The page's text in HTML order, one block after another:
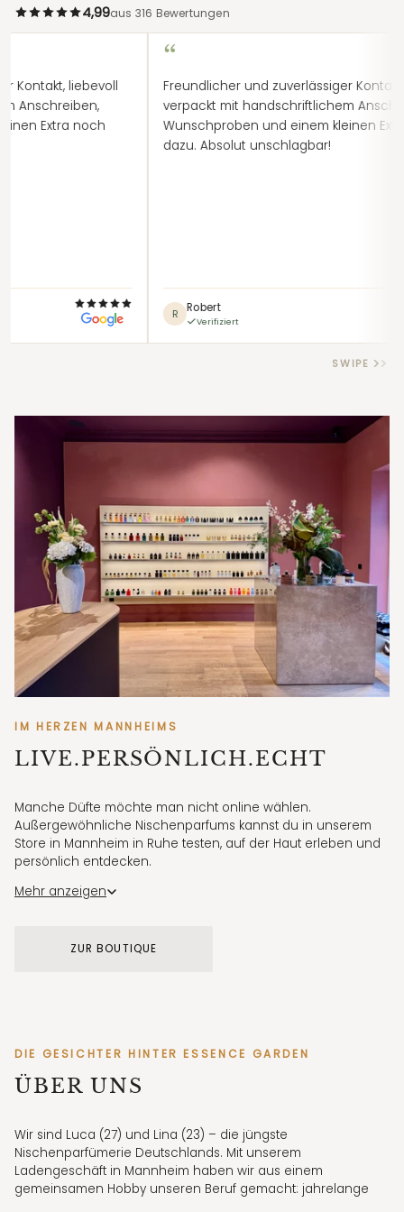
4,99aus 316 Bewertungen
und zuverlässiger Kontakt, liebevoll
mit handschriftlichem Anschreiben,
und einem kleinen Extra noch
anderen
aber heute
SWIPE
IM HERZEN MANNHEIMS
LIVE.PERSÖNLICH.ECHT
Manche Düfte möchte man nicht online wählen.
Außergewöhnliche Nischenparfums kannst du in unserem
Store in Mannheim in Ruhe testen, auf der Haut erleben und
persönlich entdecken.
regelmäßig in authentischen Videos auf Instagram und
Mehr anzeigen
ZUR BOUTIQUE
DIE GESICHTER HINTER ESSENCE GARDEN
ÜBER UNS
Wir sind Luca (27) und Lina (23) – die jüngste
Nischenparfümerie Deutschlands. Mit unserem
Ladengeschäft in Mannheim haben wir aus einem
gemeinsamen Hobby unseren Beruf gemacht: jahrelange